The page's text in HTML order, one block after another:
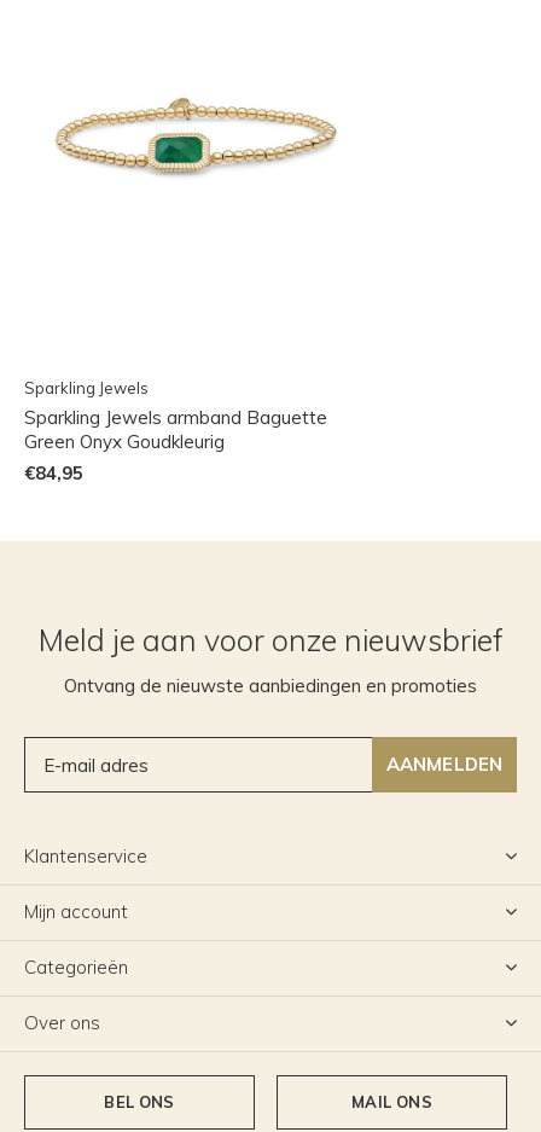
Sparkling Jewels
Sparkling Jewels armband Baguette
Green Onyx Goudkleurig
€84,95
Meld je aan voor onze nieuwsbrief
Ontvang de nieuwste aanbiedingen en promoties
AANMELDEN
Klantenservice
Mijn account
Categorieën
Over ons
BEL ONS MAIL ONS